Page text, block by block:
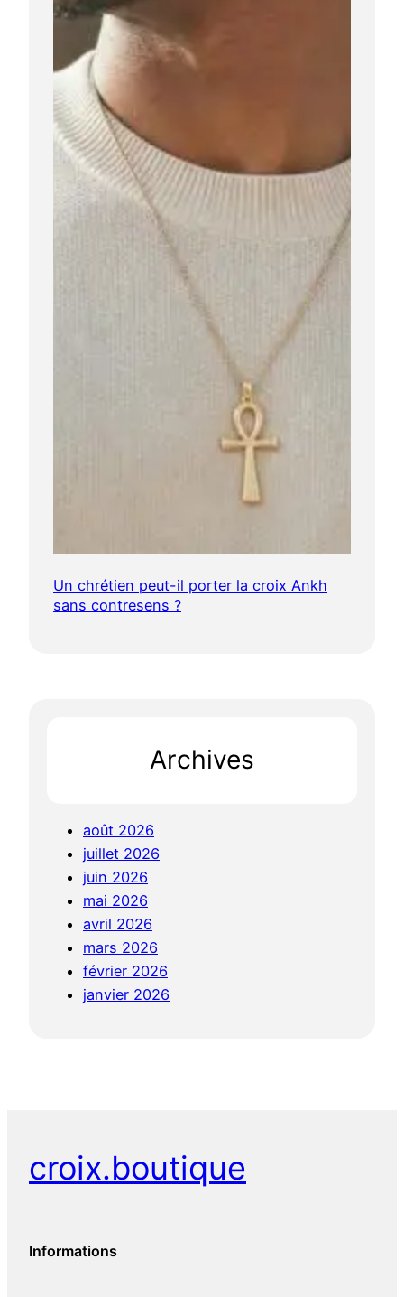
Un chrétien peut-il porter la croix Ankh
sans contresens ?
Archives
août 2026
juillet 2026
juin 2026
mai 2026
avril 2026
mars 2026
février 2026
janvier 2026
croix.boutique
Informations